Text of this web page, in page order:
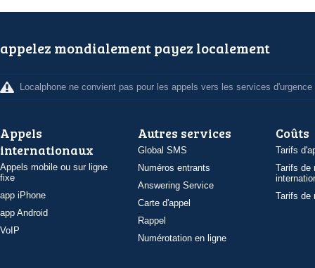
appelez mondialement payez localement
Localphone ne convient pas pour les appels vers les services d'urgence
Appels
internationaux
Appels mobile ou sur ligne
fixe
app iPhone
app Android
VoIP
Autres services
Global SMS
Numéros entrants
Answering Service
Carte d'appel
Rappel
Numérotation en ligne
Coûts
Tarifs
Tarifs de
Tarifs de